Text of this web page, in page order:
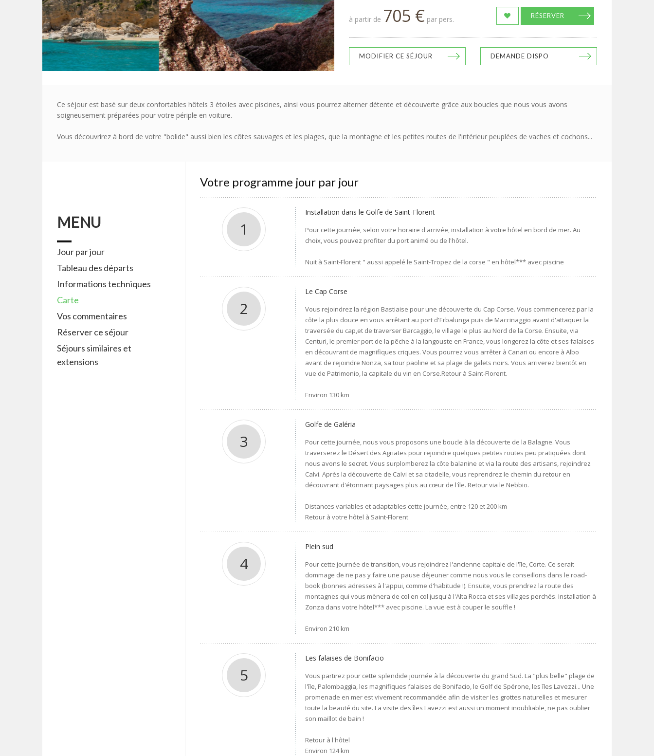
à partir de 705 € par pers. RÉSERVER
MODIFIER CE SÉJOUR DEMANDE DISPO
Ce séjour est basé sur deux confortables hôtels 3 étoiles avec piscines, ainsi vous pourrez alterner détente et découverte grâce aux boucles que nous vous avons
soigneusement préparées pour votre périple en voiture.
Vous découvrirez à bord de votre "bolide" aussi bien les côtes sauvages et les plages, que la montagne et les petites routes de l'intérieur peuplées de vaches et cochons...
MENU
Jour par jour
Tableau des départs
Informations techniques
Carte
Vos commentaires
Réserver ce séjour
Séjours similaires et
extensions
Votre programme jour par jour
1
Installation dans le Golfe de Saint-Florent
Pour cette journée, selon votre horaire d'arrivée, installation à votre hôtel en bord de mer. Au
choix, vous pouvez profiter du port animé ou de l'hôtel.
Nuit à Saint-Florent " aussi appelé le Saint-Tropez de la corse " en hôtel*** avec piscine
2
Le Cap Corse
Vous rejoindrez la région Bastiaise pour une découverte du Cap Corse. Vous commencerez par la
côte la plus douce en vous arrêtant au port d'Erbalunga puis de Maccinaggio avant d'attaquer la
traversée du cap,et de traverser Barcaggio, le village le plus au Nord de la Corse. Ensuite, via
Centuri, le premier port de la pêche à la langouste en France, vous longerez la côte et ses falaises
en découvrant de magnifiques criques. Vous pourrez vous arrêter à Canari ou encore à Albo
avant de rejoindre Nonza, sa tour paoline et sa plage de galets noirs. Vous arriverez bientôt en
vue de Patrimonio, la capitale du vin en Corse.Retour à Saint-Florent.
Environ 130 km
3
Golfe de Galéria
Pour cette journée, nous vous proposons une boucle à la découverte de la Balagne. Vous
traverserez le Désert des Agriates pour rejoindre quelques petites routes peu pratiquées dont
nous avons le secret. Vous surplomberez la côte balanine et via la route des artisans, rejoindrez
Calvi. Après la découverte de Calvi et sa citadelle, vous reprendrez le chemin du retour en
découvrant d'étonnant paysages plus au cœur de l'île. Retour via le Nebbio.
Distances variables et adaptables cette journée, entre 120 et 200 km
Retour à votre hôtel à Saint-Florent
4
Plein sud
Pour cette journée de transition, vous rejoindrez l'ancienne capitale de l'île, Corte. Ce serait
dommage de ne pas y faire une pause déjeuner comme nous vous le conseillons dans le road-
book (bonnes adresses à l'appui, comme d'habitude !). Ensuite, vous prendrez la route des
montagnes qui vous mènera de col en col jusqu'à l'Alta Rocca et ses villages perchés. Installation à
Zonza dans votre hôtel*** avec piscine. La vue est à couper le souffle !
Environ 210 km
5
Les falaises de Bonifacio
Vous partirez pour cette splendide journée à la découverte du grand Sud. La "plus belle" plage de
l'île, Palombaggia, les magnifiques falaises de Bonifacio, le Golf de Spérone, les îles Lavezzi... Une
promenade en mer est vivement recommandée afin de visiter les grottes naturelles et mesurer
toute la beauté du site. La visite des îles Lavezzi est aussi un moment inoubliable, ne pas oublier
son maillot de bain !
Retour à l'hôtel
Environ 124 km